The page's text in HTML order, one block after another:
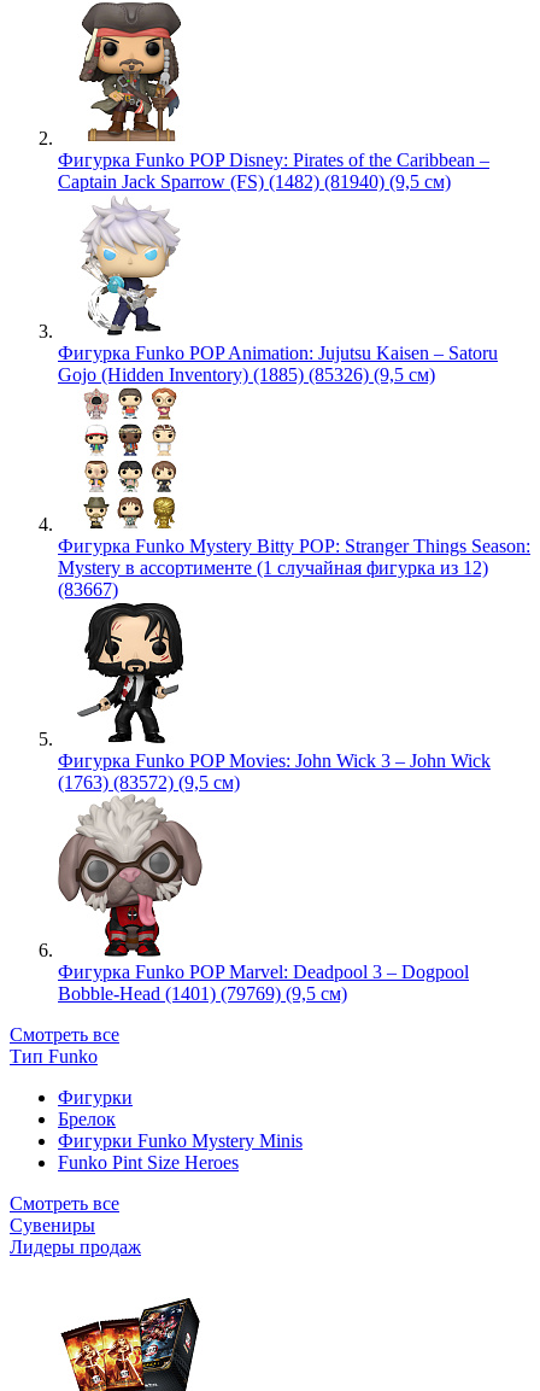
Фигурка Funko POP Disney: Pirates of the Caribbean –
Captain Jack Sparrow (FS) (1482) (81940) (9,5 см)
Фигурка Funko POP Animation: Jujutsu Kaisen – Satoru
Gojo (Hidden Inventory) (1885) (85326) (9,5 см)
Фигурка Funko Mystery Bitty POP: Stranger Things Season:
Mystery в ассортименте (1 случайная фигурка из 12)
(83667)
Фигурка Funko POP Movies: John Wick 3 – John Wick
(1763) (83572) (9,5 см)
Фигурка Funko POP Marvel: Deadpool 3 – Dogpool
Bobble-Head (1401) (79769) (9,5 см)
Смотреть все
Тип Funko
Фигурки
Брелок
Фигурки Funko Mystery Minis
Funko Pint Size Heroes
Смотреть все
Сувениры
Лидеры продаж